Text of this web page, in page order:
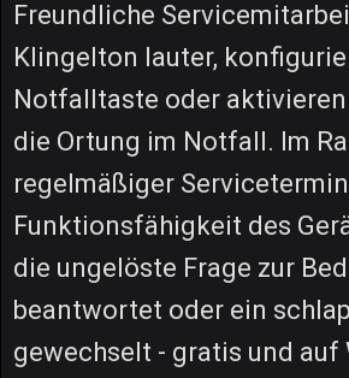
Freundliche
Klingelton lauter,
Notfalltaste oder aktivieren
die Ortung im Notfall. Im
regelmäßiger
Funktionsfähigkeit des
die ungelöste Frage zur
beantwortet oder ein
gewechselt - gratis und auf